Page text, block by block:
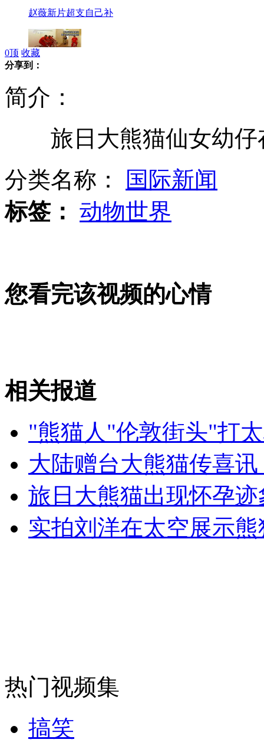
赵薇新片超支自己补
孩子被绑架五年未结案遭质疑
湄公河惨案：9名涉案军人被羁押
山西运城恶犬咬伤多人 警民合力深夜将其击毙
女孩北京地铁殴打老人 痛下狠手拳打脚踢
无痛分娩是否安全 医生回应
走！跟着总书记去植树
0顶 收藏
分享到：
简介：
旅日大熊猫仙女幼仔
分类名称：
国际新闻
标签： 动物世界
您看完该视频的心情
相关报道
"熊猫人"伦敦街头"打
大陆赠台大熊猫传喜
旅日大熊猫出现怀孕迹
实拍刘洋在太空展示
热门视频集
搞笑